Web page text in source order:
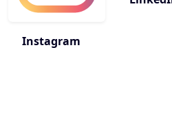
Instagram